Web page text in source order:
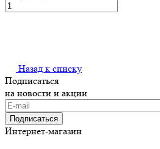
Назад к списку
Подписаться
на новости и акции
Подписаться
Интернет-магазин